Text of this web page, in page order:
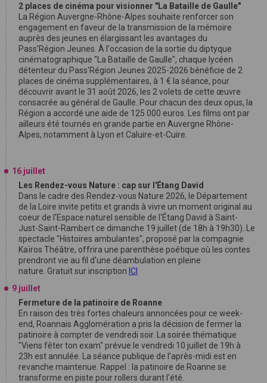
2 places de cinéma pour visionner "La Bataille de Gaulle"
La Région Auvergne-Rhône-Alpes souhaite renforcer son
engagement en faveur de la transmission de la mémoire
auprès des jeunes en élargissant les avantages du
Pass'Région Jeunes. À l'occasion de la sortie du diptyque
cinématographique "La Bataille de Gaulle", chaque lycéen
détenteur du Pass'Région Jeunes 2025-2026 bénéficie de 2
places de cinéma supplémentaires, à 1 € la séance, pour
découvrir avant le 31 août 2026, les 2 volets de cette œuvre
consacrée au général de Gaulle. Pour chacun des deux opus, la
Région a accordé une aide de 125 000 euros. Les films ont par
ailleurs été tournés en grande partie en Auvergne Rhône-
Alpes, notamment à Lyon et Caluire-et-Cuire.
16 juillet
Les Rendez-vous Nature : cap sur l'Étang David
Dans le cadre des Rendez-vous Nature 2026, le Département
de la Loire invite petits et grands à vivre un moment original au
coeur de l'Espace naturel sensible de l'Étang David à Saint-
Just-Saint-Rambert ce dimanche 19 juillet (de 18h à 19h30). Le
spectacle "Histoires ambulantes", proposé par la compagnie
Kaïros Théâtre, offrira une parenthèse poétique où les contes
prendront vie au fil d'une déambulation en pleine
nature. Gratuit sur inscription ICI
9 juillet
Fermeture de la patinoire de Roanne
En raison des très fortes chaleurs annoncées pour ce week-
end, Roannais Agglomération a pris la décision de fermer la
patinoire à compter de vendredi soir. La soirée thématique
"Viens fêter ton exam" prévue le vendredi 10 juillet de 19h à
23h est annulée. La séance publique de l’après-midi est en
revanche maintenue. Rappel : la patinoire de Roanne se
transforme en piste pour rollers durant l'été.